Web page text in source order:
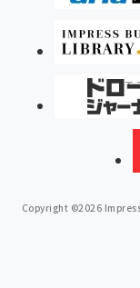
Copyright ©2026